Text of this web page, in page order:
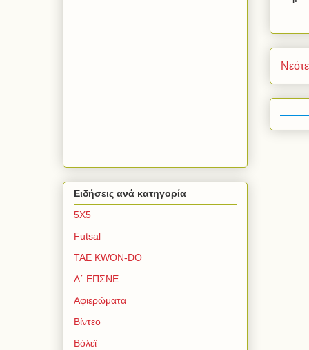
Ειδήσεις ανά κατηγορία
5Χ5
Futsal
TAE KWON-DO
Α΄ ΕΠΣΝΕ
Αφιερώματα
Βίντεο
Βόλεϊ